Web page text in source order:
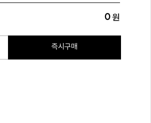
0원
즉시구매